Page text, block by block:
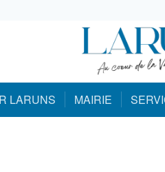
LARUNS MAIRIE